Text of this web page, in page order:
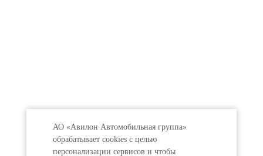
АО «Авилон Автомобильная группа»
обрабатывает cookies с целью
персонализации сервисов и чтобы